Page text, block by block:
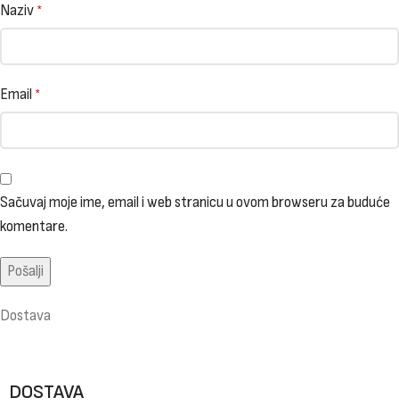
Naziv *
Email *
Sačuvaj moje ime, email i web stranicu u ovom browseru za buduće
komentare.
Dostava
DOSTAVA